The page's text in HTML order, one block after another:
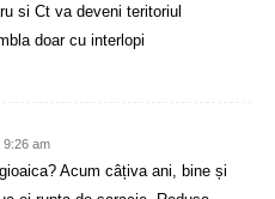
si Ct va deveni teritoriul
doar cu interlopi
9:26 am
Acum câțiva ani, bine și